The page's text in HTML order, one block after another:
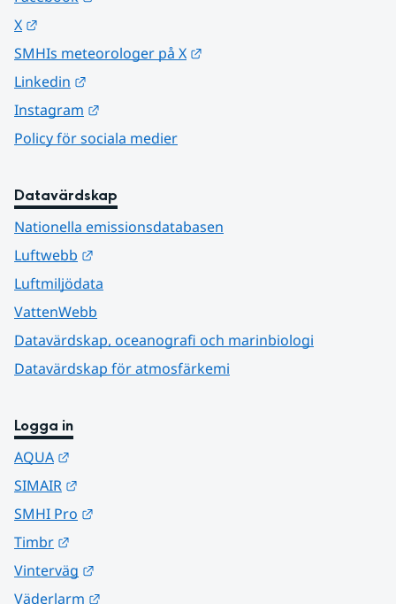
X
SMHIs meteorologer på X
Linkedin
Instagram
Policy för sociala medier
Datavärdskap
Nationella emissionsdatabasen
Luftwebb
Luftmiljödata
VattenWebb
Datavärdskap, oceanografi och marinbiologi
Datavärdskap för atmosfärkemi
Logga in
AQUA
SIMAIR
SMHI Pro
Timbr
Vinterväg
Väderlarm